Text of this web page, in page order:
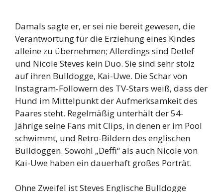
Damals sagte er, er sei nie bereit gewesen, die
Verantwortung für die Erziehung eines Kindes
alleine zu übernehmen; Allerdings sind Detlef
und Nicole Steves kein Duo. Sie sind sehr stolz
auf ihren Bulldogge, Kai-Uwe. Die Schar von
Instagram-Followern des TV-Stars weiß, dass der
Hund im Mittelpunkt der Aufmerksamkeit des
Paares steht. Regelmäßig unterhält der 54-
Jährige seine Fans mit Clips, in denen er im Pool
schwimmt, und Retro-Bildern des englischen
Bulldoggen. Sowohl „Deffi“ als auch Nicole von
Kai-Uwe haben ein dauerhaft großes Porträt.
Ohne Zweifel ist Steves Englische Bulldogge